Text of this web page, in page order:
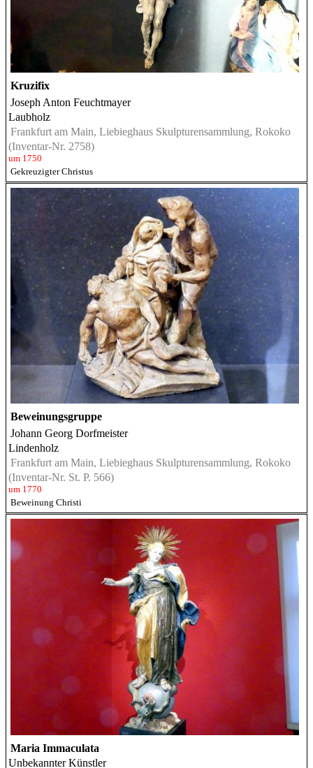
Kruzifix
Joseph Anton Feuchtmayer
Laubholz
Frankfurt am Main, Liebieghaus Skulpturensammlung, Rokoko
(Inventar-Nr. 2758)
um 1750
Gekreuzigter Christus
Beweinungsgruppe
Johann Georg Dorfmeister
Lindenholz
Frankfurt am Main, Liebieghaus Skulpturensammlung, Rokoko
(Inventar-Nr. St. P. 566)
um 1770
Beweinung Christi
Maria Immaculata
Unbekannter Künstler